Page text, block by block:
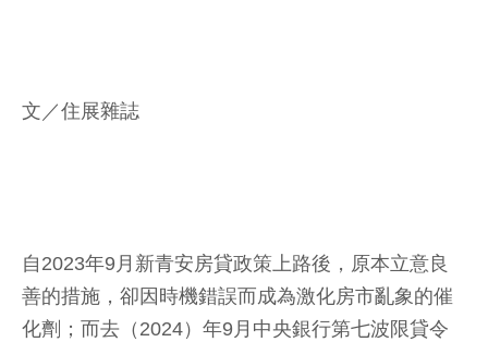
文／住展雜誌
自2023年9月新青安房貸政策上路後，原本立意良
善的措施，卻因時機錯誤而成為激化房市亂象的催
化劑；而去（2024）年9月中央銀行第七波限貸令